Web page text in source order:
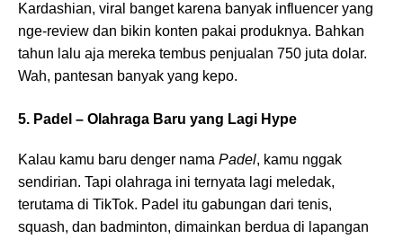
Kardashian, viral banget karena banyak influencer yang
nge-review dan bikin konten pakai produknya. Bahkan
tahun lalu aja mereka tembus penjualan 750 juta dolar.
Wah, pantesan banyak yang kepo.
5. Padel – Olahraga Baru yang Lagi Hype
Kalau kamu baru denger nama Padel, kamu nggak
sendirian. Tapi olahraga ini ternyata lagi meledak,
terutama di TikTok. Padel itu gabungan dari tenis,
squash, dan badminton, dimainkan berdua di lapangan